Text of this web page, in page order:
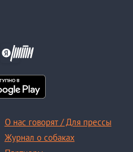
О нас говорят / Для прессы
Журнал о собаках